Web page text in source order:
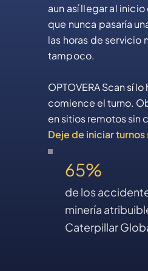
aun así llegar al
que nunca pasaría
las horas de servicio
tampoco.
OPTOVERA Scan sí
comience el turno.
en sitios remotos sin
Deje de iniciar
65%
de los
minería
Caterpillar